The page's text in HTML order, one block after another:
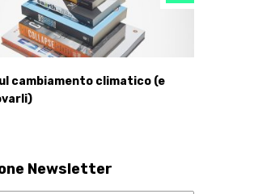
cambiamento climatico (e
Newsletter